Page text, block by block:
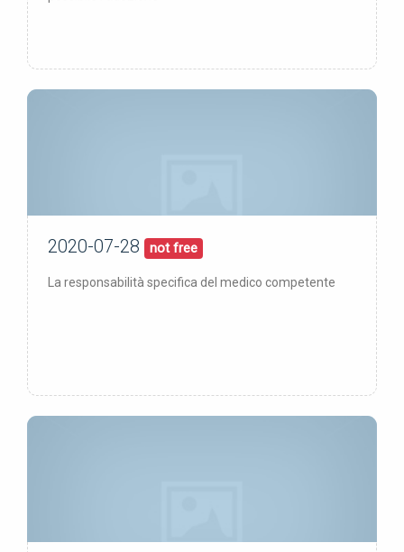
pubblicata:28/07/20
2020-07-28 not free
La responsabilità specifica del medico competente